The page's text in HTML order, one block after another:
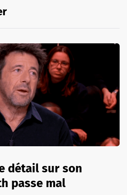
détail sur son
passe mal